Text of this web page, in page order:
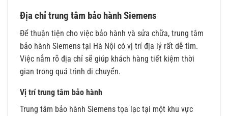
Địa chỉ trung tâm bảo hành Siemens
Để thuận tiện cho việc bảo hành và sửa chữa, trung tâm
bảo hành Siemens tại Hà Nội có vị trí địa lý rất dễ tìm.
Việc nắm rõ địa chỉ sẽ giúp khách hàng tiết kiệm thời
gian trong quá trình di chuyển.
Vị trí trung tâm bảo hành
Trung tâm bảo hành Siemens tọa lạc tại một khu vực